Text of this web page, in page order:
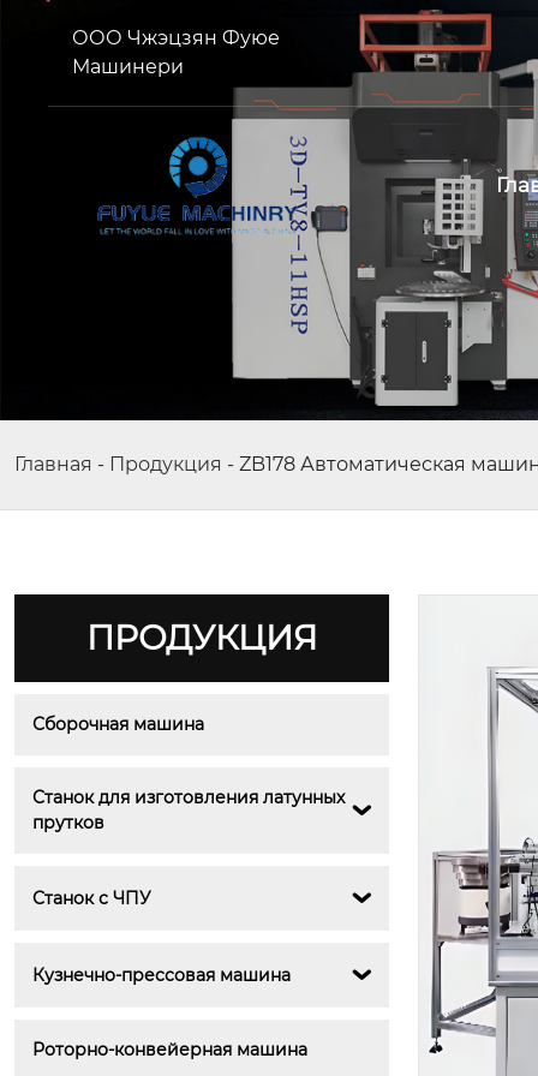
ООО Чжэцзян Фуюе
Машинери
Главная - Продукция - ZB178 Автоматическая
ПРОДУКЦИЯ
Сборочная машина
Станок для изготовления латунных
прутков

Станок с ЧПУ 
Кузнечно-прессовая машина 
Роторно-конвейерная машина